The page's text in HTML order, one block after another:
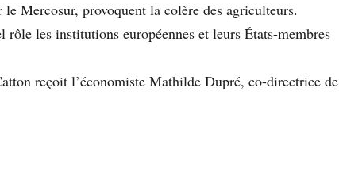
Mercosur, provoquent la colère des agriculteurs.
les institutions européennes et leurs États-membres
reçoit l’économiste Mathilde Dupré, co-directrice de